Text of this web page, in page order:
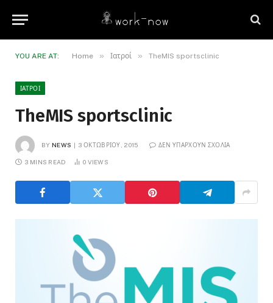
YOU ARE AT: Home » Ιατροί » TheMIS sportsclinic
ΙΑΤΡΟΊ
TheMIS sportsclinic
BY NEWS 3 ΟΚΤΩΒΡΊΟΥ, 2015 ΔΕΝ ΥΠΆΡΧΟΥΝ ΣΧΌΛΙΑ
3 MINS READ 0 VIEWS